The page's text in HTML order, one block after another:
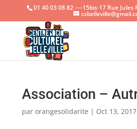
01 40 03 08 82 ----15bis-17 Rue Jules
Association –
par orangesolidarite | Oct 13, 2017